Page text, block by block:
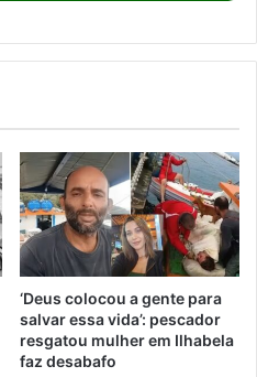
‘Deus colocou a gente para
salvar essa vida’: pescador
resgatou mulher em Ilhabela
faz desabafo